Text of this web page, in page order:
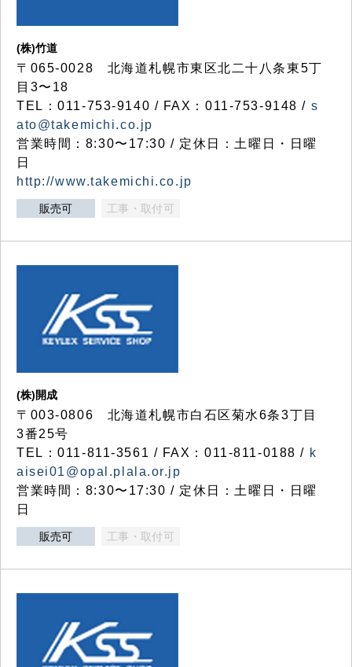
(株)竹道
〒065-0028 北海道札幌市東区北二十八条東5丁
目3〜18
TEL：011-753-9140 / FAX：011-753-9148 / s
ato@takemichi.co.jp
営業時間：8:30〜17:30 / 定休日：土曜日・日曜
日
http://www.takemichi.co.jp
販売可 工事・取付可
(株)開成
〒003-0806 北海道札幌市白石区菊水6条3丁目
3番25号
TEL：011-811-3561 / FAX：011-811-0188 / k
aisei01@opal.plala.or.jp
営業時間：8:30〜17:30 / 定休日：土曜日・日曜
日
販売可 工事・取付可